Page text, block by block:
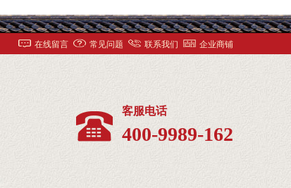
在线留言 常见问题 联系我们 企业商铺
客服电话
400-9989-162